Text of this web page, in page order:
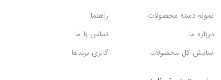
نمونه دسته محصولات
راهنما
درباره ما
تماس با ما
نمایش کل محصولات
گالری برندها